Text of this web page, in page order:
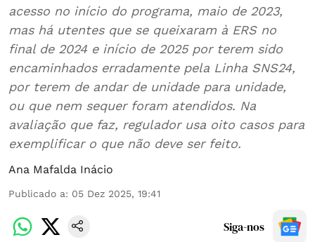
acesso no início do programa, maio de 2023,
mas há utentes que se queixaram à ERS no
final de 2024 e início de 2025 por terem sido
encaminhados erradamente pela Linha SNS24,
por terem de andar de unidade para unidade,
ou que nem sequer foram atendidos. Na
avaliação que faz, regulador usa oito casos para
exemplificar o que não deve ser feito.
Ana Mafalda Inácio
Publicado a: 05 Dez 2025, 19:41
Siga-nos